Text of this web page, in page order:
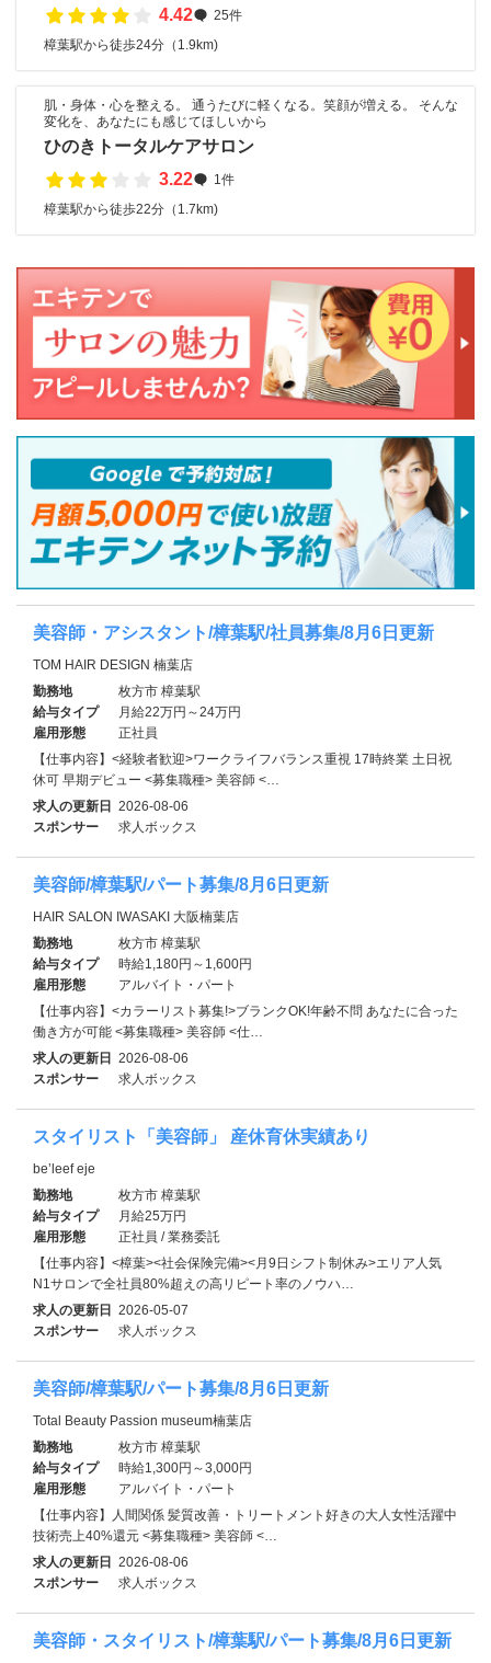
4.42
25件
樟葉駅から徒歩24分（1.9km)
肌・身体・心を整える。 通うたびに軽くなる。笑顔が増える。 そんな
変化を、あなたにも感じてほしいから
ひのきトータルケアサロン
3.22
1件
樟葉駅から徒歩22分（1.7km)
美容師・アシスタント/樟葉駅/社員募集/8月6日更新
TOM HAIR DESIGN 楠葉店
勤務地
枚方市 樟葉駅
給与タイプ
月給22万円～24万円
雇用形態
正社員
【仕事内容】<経験者歓迎>ワークライフバランス重視 17時終業 土日祝
休可 早期デビュー <募集職種> 美容師 <…
求人の更新日 2026-08-06
スポンサー
求人ボックス
美容師/樟葉駅/パート募集/8月6日更新
HAIR SALON IWASAKI 大阪楠葉店
勤務地
枚方市 樟葉駅
給与タイプ
時給1,180円～1,600円
雇用形態
アルバイト・パート
【仕事内容】<カラーリスト募集!>ブランクOK!年齢不問 あなたに合った
働き方が可能 <募集職種> 美容師 <仕…
求人の更新日 2026-08-06
スポンサー
求人ボックス
スタイリスト「美容師」 産休育休実績あり
be’leef eje
勤務地
枚方市 樟葉駅
給与タイプ
月給25万円
雇用形態
正社員 / 業務委託
【仕事内容】<樟葉><社会保険完備><月9日シフト制休み>エリア人気
N1サロンで全社員80%超えの高リピート率のノウハ…
求人の更新日 2026-05-07
スポンサー
求人ボックス
美容師/樟葉駅/パート募集/8月6日更新
Total Beauty Passion museum楠葉店
勤務地
枚方市 樟葉駅
給与タイプ
時給1,300円～3,000円
雇用形態
アルバイト・パート
【仕事内容】人間関係 髪質改善・トリートメント好きの大人女性活躍中
技術売上40%還元 <募集職種> 美容師 <…
求人の更新日 2026-08-06
スポンサー
求人ボックス
美容師・スタイリスト/樟葉駅/パート募集/8月6日更新